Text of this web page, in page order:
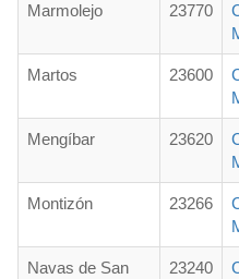
Marmolejo 23770
Martos 23600
Mengíbar 23620
Montizón 23266
Navas de San
23240